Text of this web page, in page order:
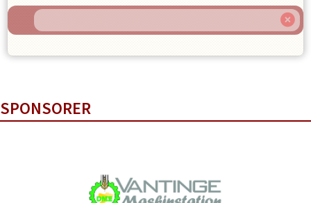
SPONSORER